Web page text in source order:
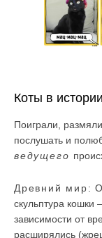
Коты в
Поиграли,
послушать и
ведущего
Древний мир:
скульптура кошки
зависимости от
расширялись